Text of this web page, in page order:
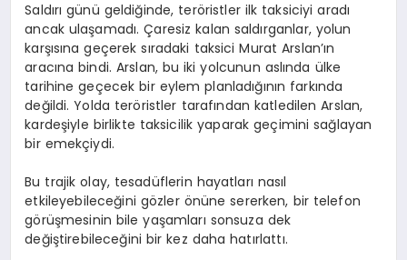
Saldırı günü geldiğinde, teröristler ilk taksiciyi aradı
ancak ulaşamadı. Çaresiz kalan saldırganlar, yolun
karşısına geçerek sıradaki taksici Murat Arslan’ın
aracına bindi. Arslan, bu iki yolcunun aslında ülke
tarihine geçecek bir eylem planladığının farkında
değildi. Yolda teröristler tarafından katledilen Arslan,
kardeşiyle birlikte taksicilik yaparak geçimini sağlayan
bir emekçiydi.
Bu trajik olay, tesadüflerin hayatları nasıl
etkileyebileceğini gözler önüne sererken, bir telefon
görüşmesinin bile yaşamları sonsuza dek
değiştirebileceğini bir kez daha hatırlattı.